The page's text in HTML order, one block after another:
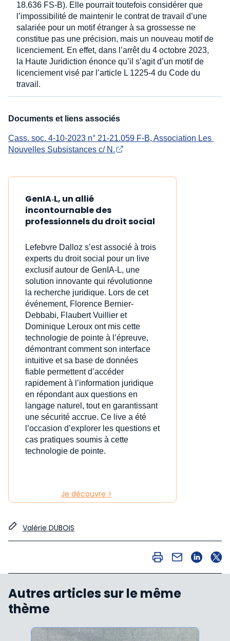
18.636 FS-B). Elle pourrait toutefois considérer que
l’impossibilité de maintenir le contrat de travail d’une
salariée pour un motif étranger à sa grossesse ne
constitue pas une précision, mais un nouveau motif de
licenciement. En effet, dans l’arrêt du 4 octobre 2023,
la Haute Juridiction énonce qu’il s’agit d’un motif de
licenciement visé par l’article L 1225-4 du Code du
travail.
Documents et liens associés
Cass. soc. 4-10-2023 n° 21-21.059 F-B, Association Les
Nouvelles Subsistances c/ N.
GenIA‑L, un allié
incontournable des
professionnels du droit social
Lefebvre Dalloz s’est associé à trois
experts du droit social pour un live
exclusif autour de GenIA‑L, une
solution innovante qui révolutionne
la recherche juridique. Lors de cet
événement, Florence Bernier-
Debbabi, Flaubert Vuillier et
Dominique Leroux ont mis cette
technologie de pointe à l’épreuve,
démontrant comment son interface
intuitive et sa base de données
fiable permettent d’accéder
rapidement à l’information juridique
en répondant aux questions en
langage naturel, tout en garantissant
une sécurité accrue. Ce live a été
l’occasion d’explorer les questions et
cas pratiques soumis à cette
technologie de pointe.
Je découvre >
Valérie DUBOIS
Autres articles sur le même
thème